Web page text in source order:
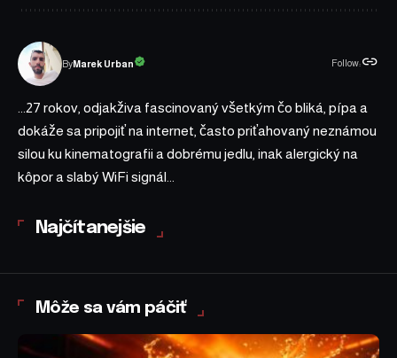
ByMarek Urban Follow:
...27 rokov, odjakživa fascinovaný všetkým čo bliká, pípa a
dokáže sa pripojiť na internet, často priťahovaný neznámou
silou ku kinematografii a dobrému jedlu, inak alergický na
kôpor a slabý WiFi signál...
Najčítanejšie
Môže sa vám páčiť